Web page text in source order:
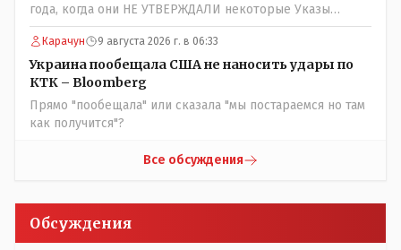
года, когда они НЕ УТВЕРЖДАЛИ некоторые Указы
Назарбаева, особенно в части выборов и перевыборов и
некоторых вопросах внутренней политики, и тогда
Назарбай волевым Указом РАСПУСТИЛ этот бунтарский
состав. Имя - Серикболсын Абдильдин вам знакомо -
юывший секретарь ЦК КП Казахстана , впоследствии -
депутат Верховного Совета и Мажлиса и Председатель
партии коммунстов- он в то время и после и причём
НЕОДНОКРАТНО, указывал и многократно на недостатки
Назарбая и предлагал ему самому ДОБРОВОЛЬНО уйти с
Карачун 9 августа 2026 г. в 06:33
Украина пообещала США не наносить удары по
КТК – Bloomberg
Прямо "пообещала" или сказала "мы постараемся но там
как получится"?
Все обсуждения
Обсуждения